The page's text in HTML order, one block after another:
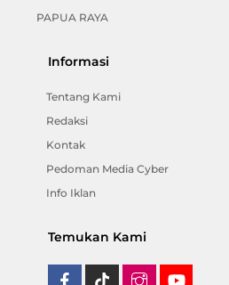
PAPUA RAYA
Informasi
Tentang Kami
Redaksi
Kontak
Pedoman Media Cyber
Info Iklan
Temukan Kami